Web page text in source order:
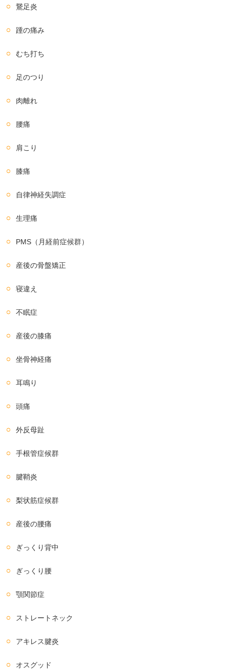
鵞足炎
踵の痛み
むち打ち
足のつり
肉離れ
腰痛
肩こり
膝痛
自律神経失調症
生理痛
PMS（月経前症候群）
産後の骨盤矯正
寝違え
不眠症
産後の膝痛
坐骨神経痛
耳鳴り
頭痛
外反母趾
手根管症候群
腱鞘炎
梨状筋症候群
産後の腰痛
ぎっくり背中
ぎっくり腰
顎関節症
ストレートネック
アキレス腱炎
オスグッド